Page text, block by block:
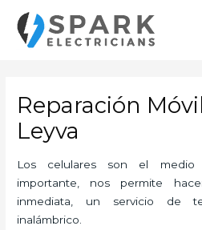
contenido
Reparación
Leyva
Los celulares son el medio
importante, nos permite
inmediata, un servicio de
inalámbrico.